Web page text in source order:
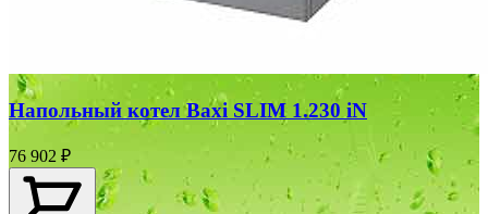
Напольный котел Baxi SLIM 1.230 iN
76 902 ₽